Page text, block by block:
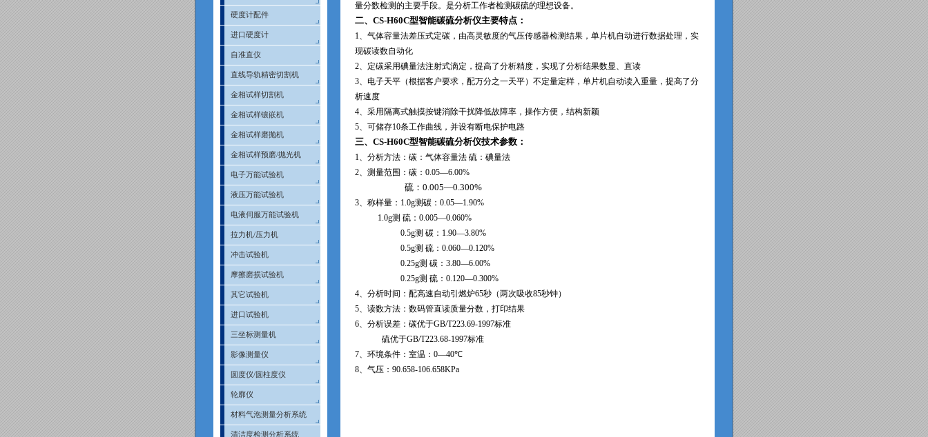
硬度计配件
进口硬度计
自准直仪
直线导轨精密切割机
金相试样切割机
金相试样镶嵌机
金相试样磨抛机
金相试样预磨/抛光机
电子万能试验机
液压万能试验机
电液伺服万能试验机
拉力机/压力机
冲击试验机
摩擦磨损试验机
其它试验机
进口试验机
三坐标测量机
影像测量仪
圆度仪/圆柱度仪
轮廓仪
材料气泡测量分析系统
清洁度检测分析系统
量分数检测的主要手段。是分析工作者检测碳硫的理想设备。
二、 CS-H60C型智能碳硫分析仪主要特点：
1、气体容量法差压式定碳，由高灵敏度的气压传感器检测结果，单片机自动进行数据处理，实
现碳读数自动化
2、定碳采用碘量法注射式滴定，提高了分析精度，实现了分析结果数显、直读
3、电子天平（根据客户要求，配万分之一天平）不定量定样，单片机自动读入重量，提高了分
析速度
4、采用隔离式触摸按键消除干扰降低故障率，操作方便，结构新颖
5、可储存10条工作曲线，并设有断电保护电路
三、 CS-H60C型智能碳硫分析仪技术参数：
1、分析方法：碳：气体容量法 硫：碘量法
2、测量范围：碳： 0.05―6.00%
硫： 0.005―0.300%
3、称样量： 1.0g测碳： 0.05―1.90%
1.0g测 硫： 0.005―0.060%
0.5g测 碳： 1.90―3.80%
0.5g测 硫： 0.060―0.120%
0.25g测 碳： 3.80―6.00%
0.25g测 硫： 0.120―0.300%
4、分析时间：配高速自动引燃炉65秒（两次吸收85秒钟）
5、读数方法：数码管直读质量分数，打印结果
6、分析误差：碳优于GB/T223.69-1997标准
硫优于GB/T223.68-1997标准
7、环境条件：室温： 0―40℃
8、气压： 90.658-106.658KPa